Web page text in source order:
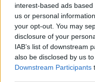
interest-based ads
us or personal
your opt-out. You may
disclosure of your
IAB’s list of downstream
also be disclosed by us
Downstream Participants